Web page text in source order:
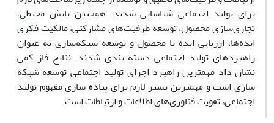
برای تولید اجتماعی شناسایی شدند. همچنین پایش محیطی،
تجاری‌سازی محصول، توسعه ظرفیت‌های مشارکتی، مالکیت فکری
ایده‌ها، ارزیابی ایده تا محصول و توسعه شبکه‌سازی به عنوان
راهبردهای تولید اجتماعی دسته بندی شدند. نتایج فاز کمی
نشان داد مهمترین راهبرد اجرای تولید اجتماعی توسعه شبکه
سازی است و مهمترین بستر لازم برای پیاده سازی مفهوم تولید
اجتماعی، تقویت فناوری‌های اطلاعات و ارتباطات است.